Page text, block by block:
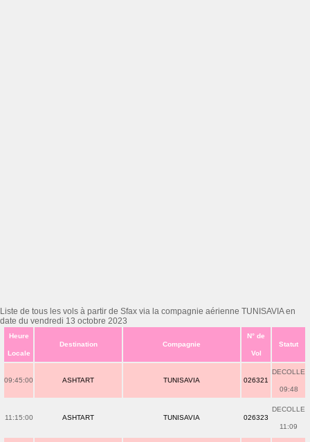
Liste de tous les vols à partir de Sfax via la compagnie aérienne TUNISAVIA en
date du vendredi 13 octobre 2023
Heure
Locale
Destination Compagnie
N° de
Vol
Statut
09:45:00 ASHTART TUNISAVIA 026321
DECOLLE
09:48
11:15:00 ASHTART TUNISAVIA 026323
DECOLLE
11:09